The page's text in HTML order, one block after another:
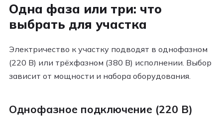
Одна фаза или три: что
выбрать для участка
Электричество к участку подводят в однофазном
(220 В) или трёхфазном (380 В) исполнении. Выбор
зависит от мощности и набора оборудования.
Однофазное подключение (220 В)